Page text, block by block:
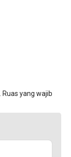
Ruas yang wajib